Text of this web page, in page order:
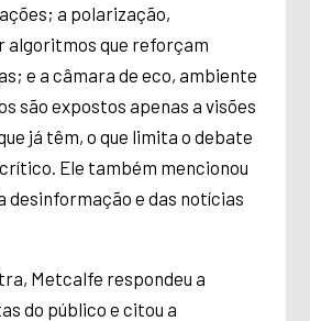
a polarização,
algoritmos que reforçam
e a câmara de eco, ambiente
são expostos apenas a visões
já têm, o que limita o debate
Ele também mencionou
desinformação e das notícias
Metcalfe respondeu a
do público e citou a